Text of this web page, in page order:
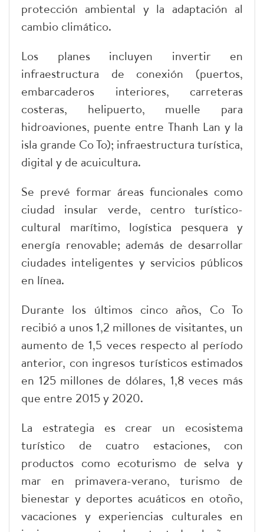
protección ambiental y la adaptación al
cambio climático.
Los planes incluyen invertir en
infraestructura de conexión (puertos,
embarcaderos interiores, carreteras
costeras, helipuerto, muelle para
hidroaviones, puente entre Thanh Lan y la
isla grande Co To); infraestructura turística,
digital y de acuicultura.
Se prevé formar áreas funcionales como
ciudad insular verde, centro turístico-
cultural marítimo, logística pesquera y
energía renovable; además de desarrollar
ciudades inteligentes y servicios públicos
en línea.
Durante los últimos cinco años, Co To
recibió a unos 1,2 millones de visitantes, un
aumento de 1,5 veces respecto al período
anterior, con ingresos turísticos estimados
en 125 millones de dólares, 1,8 veces más
que entre 2015 y 2020.
La estrategia es crear un ecosistema
turístico de cuatro estaciones, con
productos como ecoturismo de selva y
mar en primavera-verano, turismo de
bienestar y deportes acuáticos en otoño,
vacaciones y experiencias culturales en